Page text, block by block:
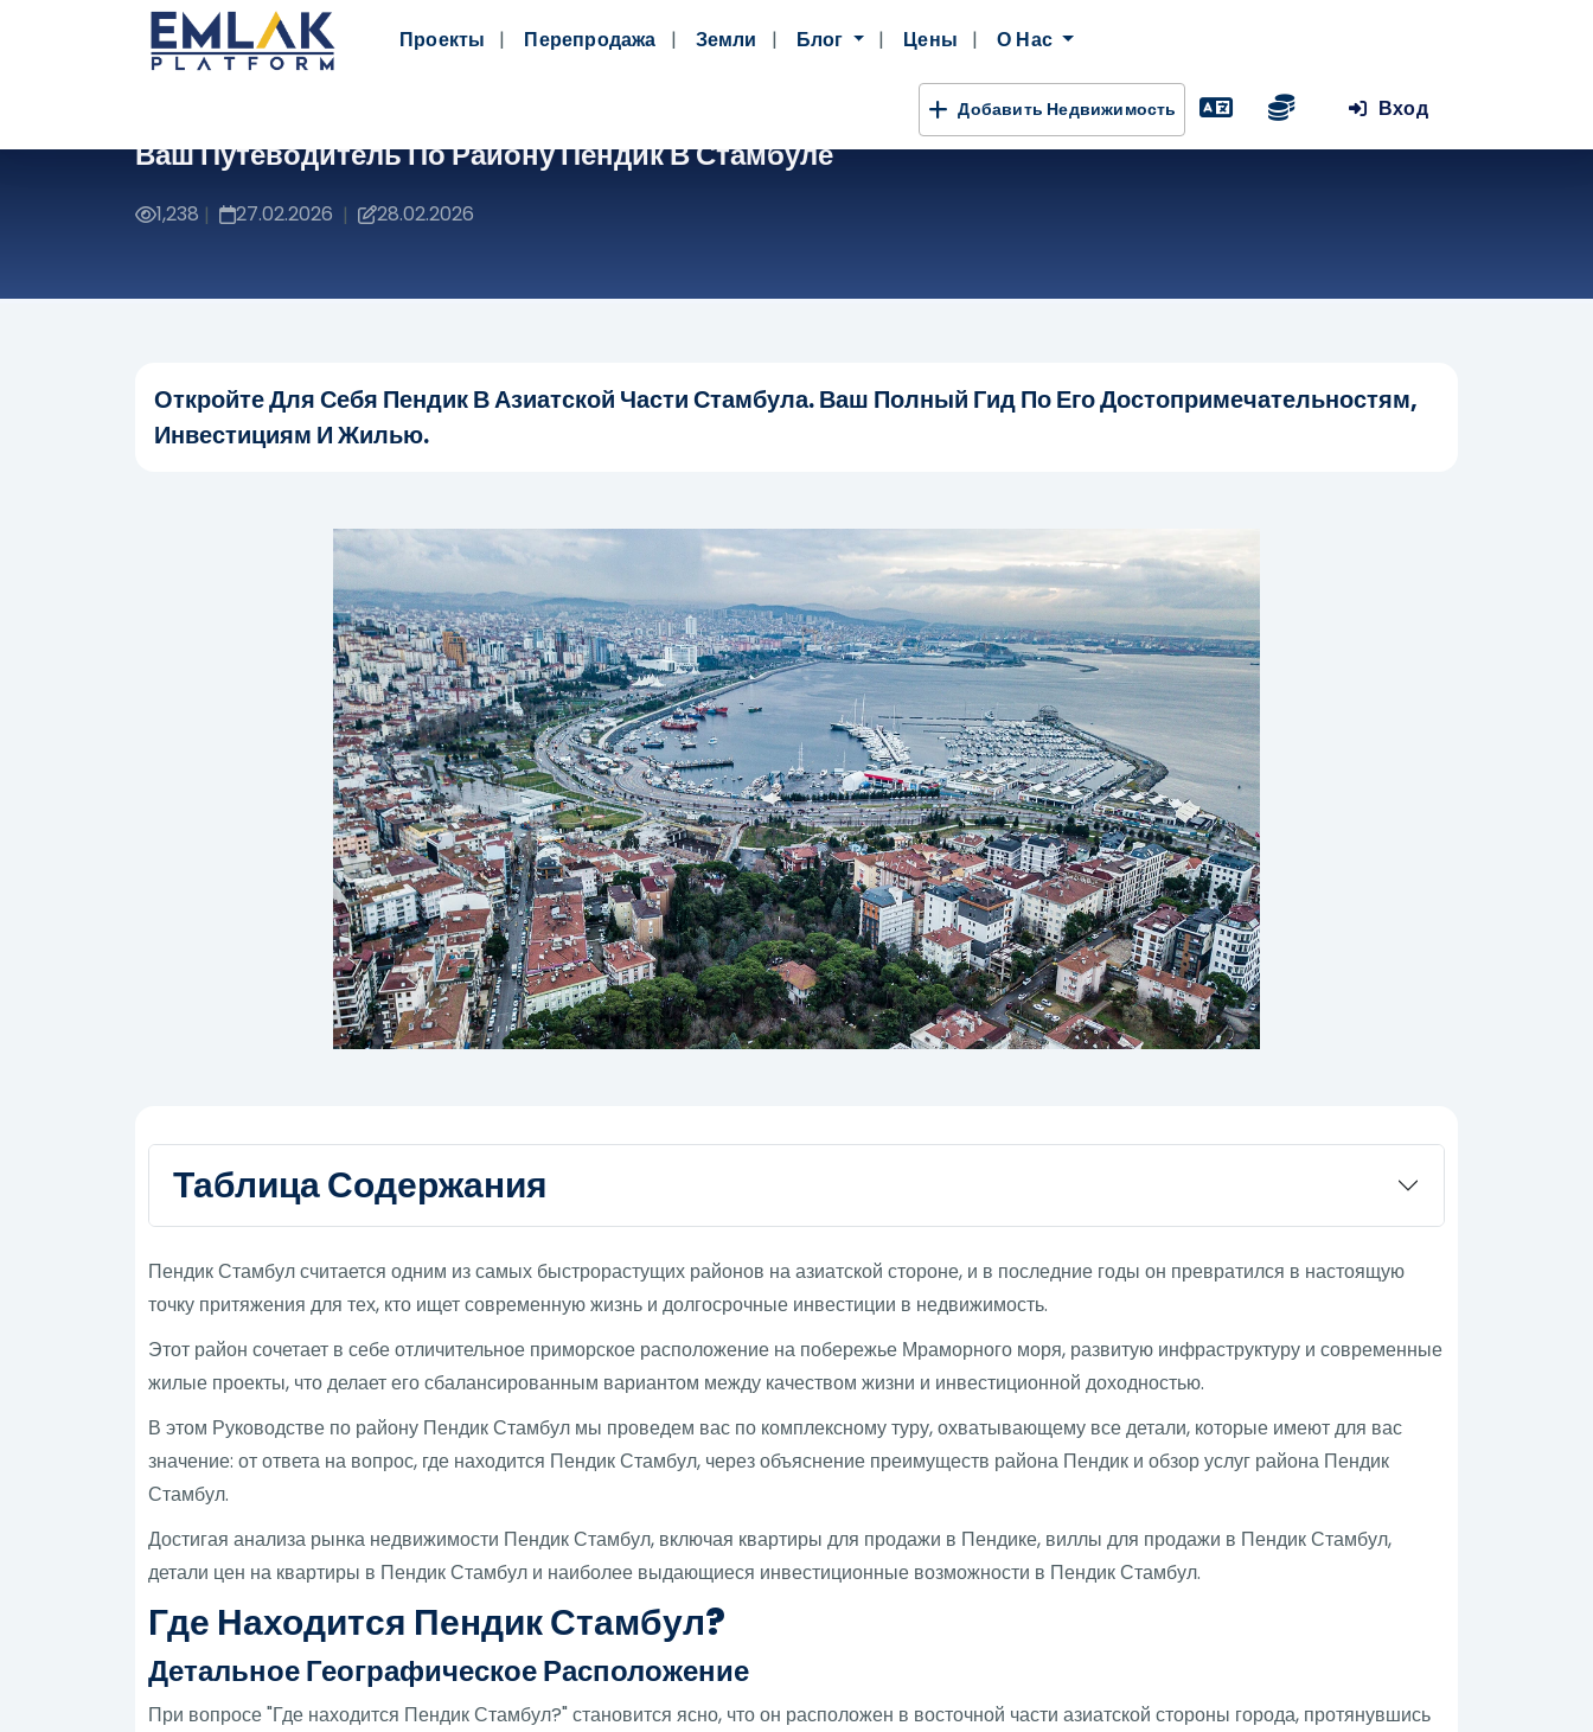
Проекты Перепродажа Земли Блог Цены О Нас
Добавить Недвижимость Вход
Ваш Путеводитель По Району Пендик В Стамбуле
1,238 | 27.02.2026 | 28.02.2026
Откройте Для Себя Пендик В Азиатской Части Стамбула. Ваш Полный Гид По Его Достопримечательностям,
Инвестициям И Жилью.
Таблица Содержания
Пендик Стамбул считается одним из самых быстрорастущих районов на азиатской стороне, и в последние годы он превратился в настоящую
точку притяжения для тех, кто ищет современную жизнь и долгосрочные инвестиции в недвижимость.
Этот район сочетает в себе отличительное приморское расположение на побережье Мраморного моря, развитую инфраструктуру и современные
жилые проекты, что делает его сбалансированным вариантом между качеством жизни и инвестиционной доходностью.
В этом Руководстве по району Пендик Стамбул мы проведем вас по комплексному туру, охватывающему все детали, которые имеют для вас
значение: от ответа на вопрос, где находится Пендик Стамбул, через объяснение преимуществ района Пендик и обзор услуг района Пендик
Стамбул.
Достигая анализа рынка недвижимости Пендик Стамбул, включая квартиры для продажи в Пендике, виллы для продажи в Пендик Стамбул,
детали цен на квартиры в Пендик Стамбул и наиболее выдающиеся инвестиционные возможности в Пендик Стамбул.
Где Находится Пендик Стамбул?
Детальное Географическое Расположение
При вопросе "Где находится Пендик Стамбул?" становится ясно, что он расположен в восточной части азиатской стороны города, протянувшись